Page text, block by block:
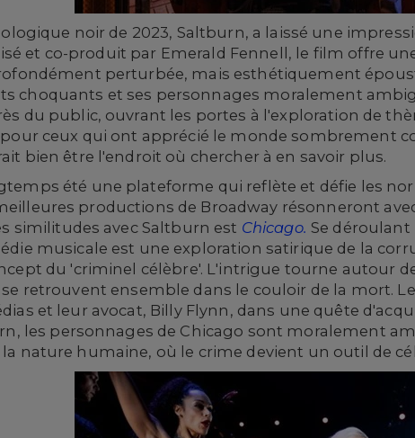
noir de 2023, Saltburn, a laissé une
et co-produit par Emerald Fennell, le film offre
perturbée, mais esthétiquement
choquants et ses personnages moralement
du public, ouvrant les portes à l'exploration de
ceux qui ont apprécié le monde sombrement
bien être l'endroit où chercher à en savoir plus.
été une plateforme qui reflète et défie les
productions de Broadway résonneront
similitudes avec Saltburn est Chicago. Se déroulant
musicale est une exploration satirique de la
du 'criminel célèbre'. L'intrigue tourne autour
retrouvent ensemble dans le couloir de la mort.
et leur avocat, Billy Flynn, dans une quête
les personnages de Chicago sont moralement
nature humaine, où le crime devient un outil de